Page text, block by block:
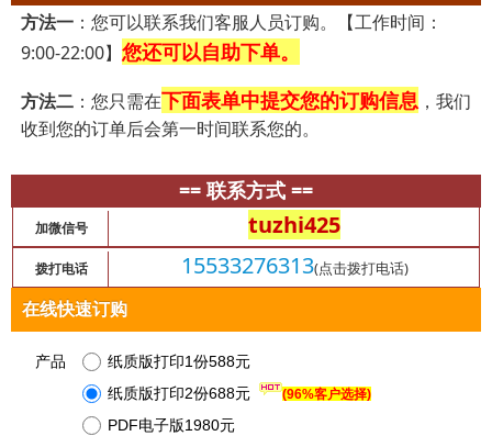
方法一：您可以联系我们客服人员订购。【工作时间：
9:00-22:00】 您还可以自助下单。
方法二：您只需在下面表单中提交您的订购信息，我们
收到您的订单后会第一时间联系您的。
== 联系方式 ==
加微信号 tuzhi425
拨打电话 15533276313(点击拨打电话)